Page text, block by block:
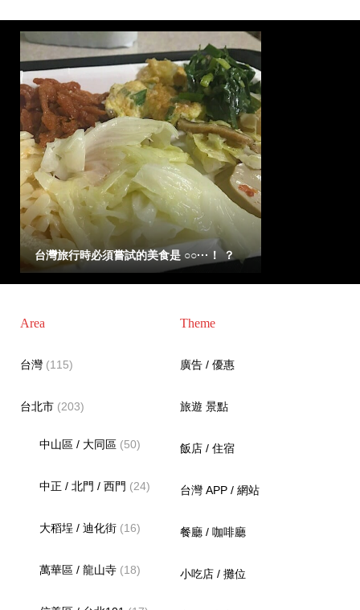
台灣旅行時必須嘗試的美食是 ○○···！ ？
Area
台灣(115)
台北市(203)
中山區 / 大同區 (50)
中正 / 北門 / 西門 (24)
大稻埕 / 迪化街 (16)
萬華區 / 龍山寺 (18)
Theme
廣告 / 優惠
旅遊 景點
飯店 / 住宿
台灣 APP / 網站
餐廳 / 咖啡廳
小吃店 / 攤位